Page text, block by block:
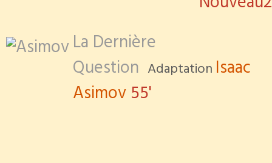
La Dernière
Question AdaptationIsaac
Asimov55'